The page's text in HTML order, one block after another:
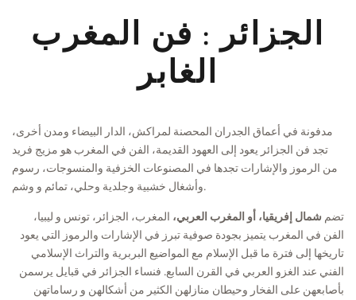
الجزائر : فن المغرب
الغابر
مدفونة في أعماق الجدران المحصنة لمراكش، الدار البيضاء ومدن أخرى،
تجد فن الجزائر يعود إلى العهود القديمة، الفن في المغرب هو مزيج فريد
من الرموز والإشارات تجدها في المصنوعات الخزفية والمنسوجات، رسوم
وأشغال خشبية وجلدية وحلي، تمائم و وشم.
تضم شمال إفريقيا، أو المغرب العربي، المغرب، الجزائر، تونس و ليبيا،
الفن في المغرب يتميز بجودة صوفية تبرز في الإشارات والرموز التي يعود
تاريخها إلى فترة ما قبل الإسلام مع المواضيع البربرية والتراث الإسلامي
الفني عند الغزو العربي في القرن السابع. فنساء الجزائر في قبايل يرسمن
بأصابعهن على الفخار وحيطان منازلهن الكثير من أشكالهن و رساماتهن